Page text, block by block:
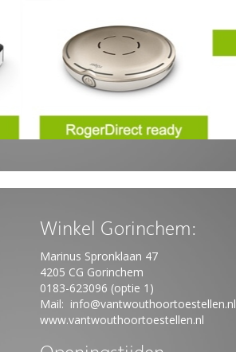
Winkel Gorinchem:
Marinus Spronklaan 47
4205 CG Gorinchem
0183-623096 (optie 1)
Mail: info@vantwouthoortoestellen.nl
www.vantwouthoortoestellen.nl